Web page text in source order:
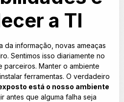
a TI
da informação, novas ameaças
Sentimos isso diariamente no
parceiros. Manter o ambiente
ferramentas. O verdadeiro
está o nosso ambiente
antes que alguma falha seja